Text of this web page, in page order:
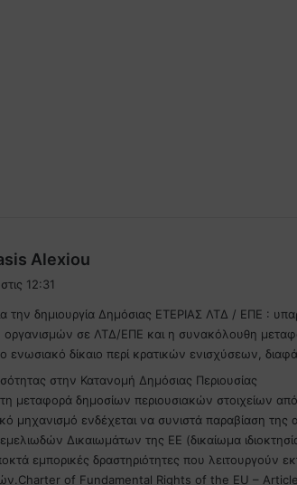
Alexiou
ι
12:31
την δημιουργία Δημόσιας ΕΤΕΡΙΑΣ ΛΤΔ / ΕΠΕ :
οργανισμών σε ΛΤΔ/ΕΠΕ και η συνακόλουθη
ενωσιακό δίκαιο περί κρατικών ενισχύσεων,
στην Κατανομή Δημόσιας Περιουσίας
μεταφορά δημοσίων περιουσιακών στοιχείων από
μηχανισμό ενδέχεται να συνιστά παραβίαση
Δικαιωμάτων της ΕΕ (δικαίωμα
εμπορικές δραστηριότητες που λειτουργούν
of Fundamental Rights of the EU –